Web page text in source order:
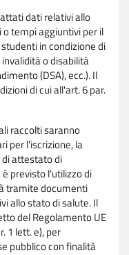
dati relativi allo
tempi aggiuntivi per il
in condizione di
o disabilità
(DSA), ecc.). Il
di cui all'art. 6 par.
raccolti saranno
per l'iscrizione, la
attestato di
previsto l'utilizzo di
tramite documenti
allo stato di salute. Il
del Regolamento UE
1 lett. e), per
pubblico con finalità